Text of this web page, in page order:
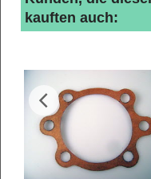
kauften auch: